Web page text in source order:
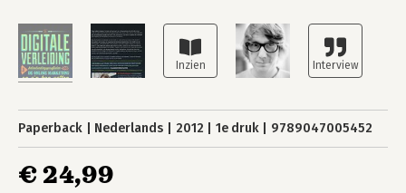
Paperback Nederlands 2012 1e druk 9789047005452
€ 24,99